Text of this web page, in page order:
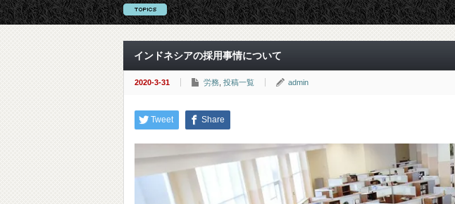
インドネシアの採用事情について
2020-3-31 労務 投稿一覧 admin
Tweet Share